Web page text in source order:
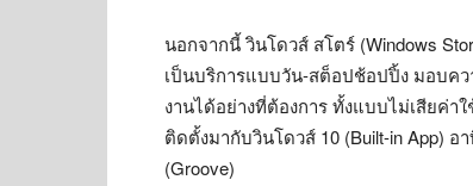
นอกจากนี้ วินโดวส์ สโตร์ (Windows
เป็นบริการแบบวัน-สต็อปช้อปปิ้ง มอบค
งานได้อย่างที่ต้องการ ทั้งแบบไม่เสียค่
ติดตั้งมากับวินโดวส์ 10 (Built-in App)
(Groove)